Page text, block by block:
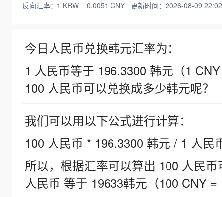
反向汇率：1 KRW = 0.0051 CNY 更新时间：2026-08-09
今日人民币兑换韩元汇率为：
1 人民币等于 196.3300 韩元（1
100 人民币可以兑换成多少韩元呢？
我们可以用以下公式进行计算：
100 人民币 * 196.3300 韩元 / 1 人民
所以，根据汇率可以算出 100 人民
人民币 等于 19633韩元（100 CNY =